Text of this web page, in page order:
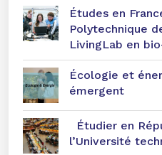
Études en
Polytechnique
LivingLab en
Écologie et
émergent
Étudier en
l’Université